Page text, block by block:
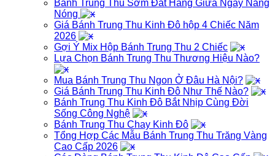
Bánh Trung Thu Sớm Đắt Hàng Giữa Ngày Nắng
Nóng
Giá Bánh Trung Thu Kinh Đô hộp 4 Chiếc Năm
2026
Gợi Ý Mix Hộp Bánh Trung Thu 2 Chiếc
Lựa Chọn Bánh Trung Thu Thương Hiệu Nào?
Mua Bánh Trung Thu Ngon Ở Đâu Hà Nội?
Giá Bánh Trung Thu Kinh Đô Như Thế Nào?
Bánh Trung Thu Kinh Đô Bắt Nhịp Cùng Đời
Sống Công Nghệ
Bánh Trung Thu Chay Kinh Đô
Tổng Hợp Các Mẫu Bánh Trung Thu Trăng Vàng
Cao Cấp 2026